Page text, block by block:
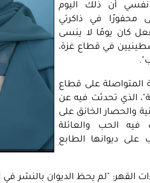
أن ذلك اليوم
محفورًا في ذاكرتي
كان يومًا لا ينسى
في قطاع غزة،
المتواصلة على قطاع
الذي تحدثت فيه عن
والحصار الخانق على
الحب والعائلة
ديوانها الطابع
القهر: "لم يحظ الديوان بالنشر